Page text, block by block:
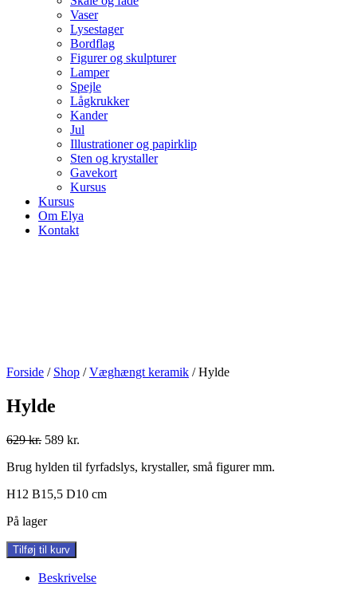
Vaser
Lysestager
Bordflag
Figurer og skulpturer
Lamper
Spejle
Lågkrukker
Kander
Jul
Illustrationer og papirklip
Sten og krystaller
Gavekort
Kursus
Kursus
Om Elya
Kontakt
Forside / Shop /Væghængt keramik / Hylde
Hylde
629kr. Original
was:
589 kr.
is:
Brug hylden til fyrfadslys, krystaller, små figurer mm.
H12 B15,5 D10 cm
På lager
Hylde
antal
Tilføj til kurv
Beskrivelse